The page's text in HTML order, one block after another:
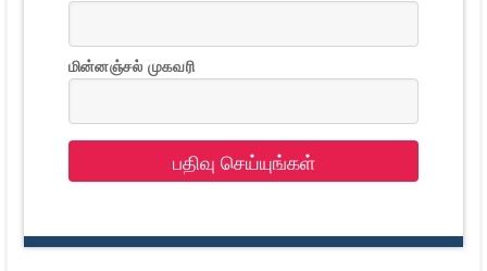
மின்னஞ்சல் முகவரி
பதிவு செய்யுங்கள்